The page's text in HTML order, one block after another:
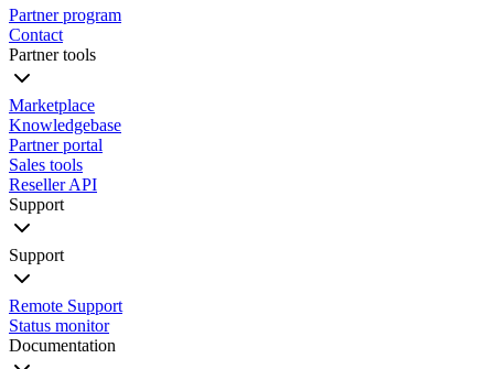
Partner program
Contact
Partner tools
Marketplace
Knowledgebase
Partner portal
Sales tools
Reseller API
Support
Support
Remote Support
Status monitor
Documentation